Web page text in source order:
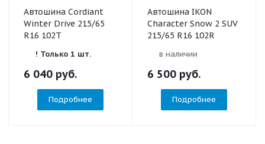
Автошина Cordiant
Winter Drive 215/65
R16 102T
! Только 1 шт.
6 040 руб.
Подробнее
Автошина IKON
Character Snow 2 SUV
215/65 R16 102R
в наличии
6 500 руб.
Подробнее